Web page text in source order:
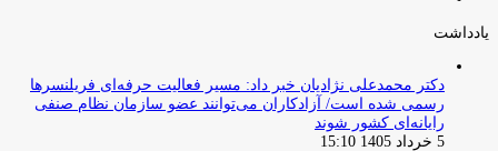
یادداشت
دکتر محمدعلی نژادیان خبر داد: مسیر فعالیت حرفه‌ای فریلنسرها
رسمی شده است/ آزادکاران می‌توانند عضو سازمان نظام صنفی
رایانه‌ای کشور شوند
5 خرداد 1405 15:10